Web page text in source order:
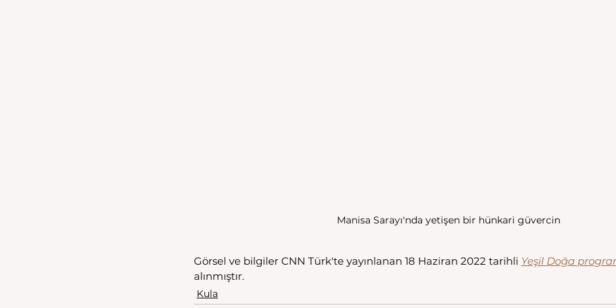
Manisa Sarayı'nda yetişen bir hünkari güvercin
Görsel ve bilgiler CNN Türk'te yayınlanan 18 Haziran 2022 tarihli Yeşil Doğa
alınmıştır.
Kula